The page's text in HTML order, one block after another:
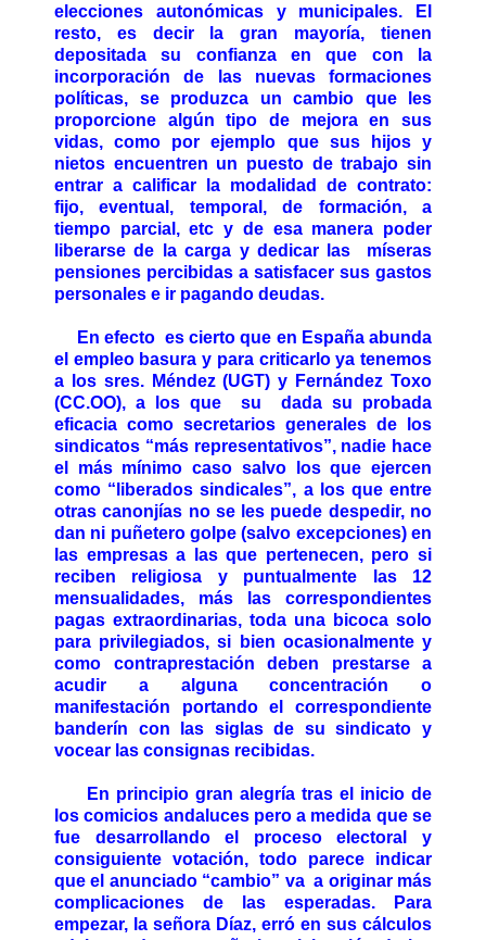
elecciones autonómicas y municipales. El
resto, es decir la gran mayoría, tienen
depositada su confianza en que con la
incorporación de las nuevas formaciones
políticas, se produzca un cambio que les
proporcione algún tipo de mejora en sus
vidas, como por ejemplo que sus hijos y
nietos encuentren un puesto de trabajo sin
entrar a calificar la modalidad de contrato:
fijo, eventual, temporal, de formación, a
tiempo parcial, etc y de esa manera poder
liberarse de la carga y dedicar las míseras
pensiones percibidas a satisfacer sus gastos
personales e ir pagando deudas.
En efecto es cierto que en España abunda
el empleo basura y para criticarlo ya tenemos
a los sres. Méndez (UGT) y Fernández Toxo
(CC.OO), a los que su dada su probada
eficacia como secretarios generales de los
sindicatos “más representativos”, nadie hace
el más mínimo caso salvo los que ejercen
como “liberados sindicales”, a los que entre
otras canonjías no se les puede despedir, no
dan ni puñetero golpe (salvo excepciones) en
las empresas a las que pertenecen, pero si
reciben religiosa y puntualmente las 12
mensualidades, más las correspondientes
pagas extraordinarias, toda una bicoca solo
para privilegiados, si bien ocasionalmente y
como contraprestación deben prestarse a
acudir a alguna concentración o
manifestación portando el correspondiente
banderín con las siglas de su sindicato y
vocear las consignas recibidas.
En principio gran alegría tras el inicio de
los comicios andaluces pero a medida que se
fue desarrollando el proceso electoral y
consiguiente votación, todo parece indicar
que el anunciado “cambio” va a originar más
complicaciones de las esperadas. Para
empezar, la señora Díaz, erró en sus cálculos